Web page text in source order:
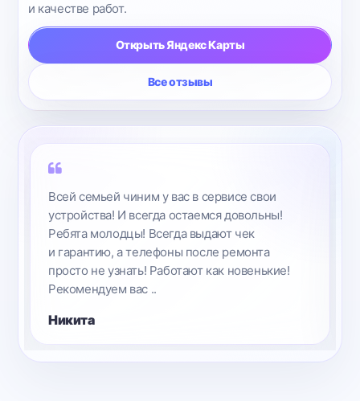
и качестве работ.
Открыть Яндекс Карты
Все отзывы
Всей семьей чиним у вас в сервисе свои
устройства! И всегда остаемся довольны!
Ребята молодцы! Всегда выдают чек
и гарантию, а телефоны после ремонта
просто не узнать! Работают как новенькие!
Рекомендуем вас ..
Никита